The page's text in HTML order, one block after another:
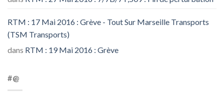
RTM : 17 Mai 2016 : Grève - Tout Sur Marseille Transports
(TSM Transports)
dans RTM : 19 Mai 2016 : Grève
#@